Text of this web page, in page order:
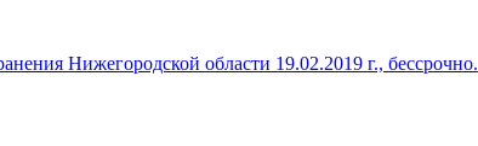
Нижегородской области 19.02.2019 г., бессрочно.